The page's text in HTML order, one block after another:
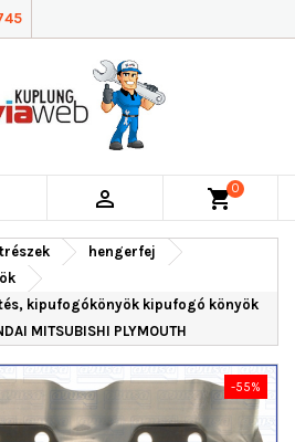
 shopping_cart0
hengerfej
kipufogókönyök kipufogó könyök
MITSUBISHI PLYMOUTH
-55%